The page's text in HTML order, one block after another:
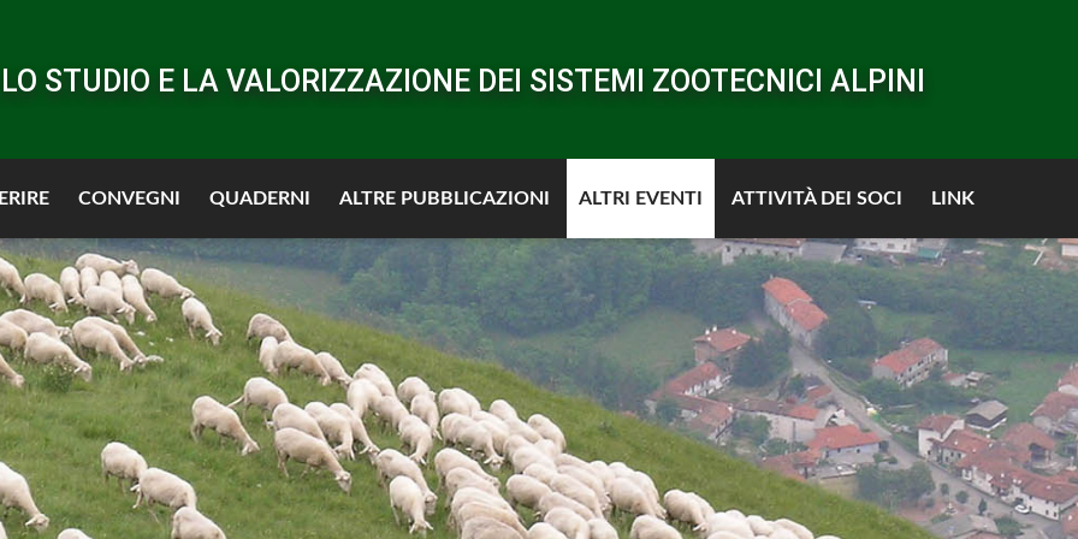
STUDIO E LA VALORIZZAZIONE DEI SISTEMI ZOOTECNICI ALPINI
CONVEGNI QUADERNI ALTRE PUBBLICAZIONI ALTRI EVENTI ATTIVITÀ DEI SOCI LINK